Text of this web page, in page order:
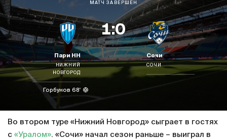
МАТЧ ЗАВЕРШЕН
Пари НН
НИЖНИЙ
НОВГОРОД
Горбунов 68'
1:0
Сочи
СОЧИ
Во втором туре «Нижний Новгород» сыграет в гостях
с «Уралом». «Сочи» начал сезон раньше – выиграл в